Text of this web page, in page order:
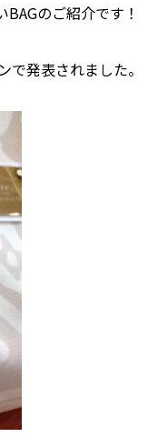
のご紹介です！
発表されました。